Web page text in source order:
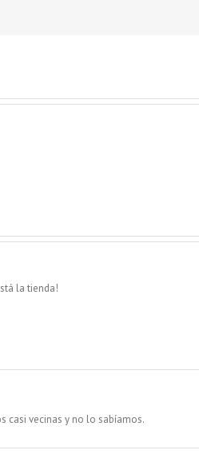
la tienda!
casi vecinas y no lo sabíamos.